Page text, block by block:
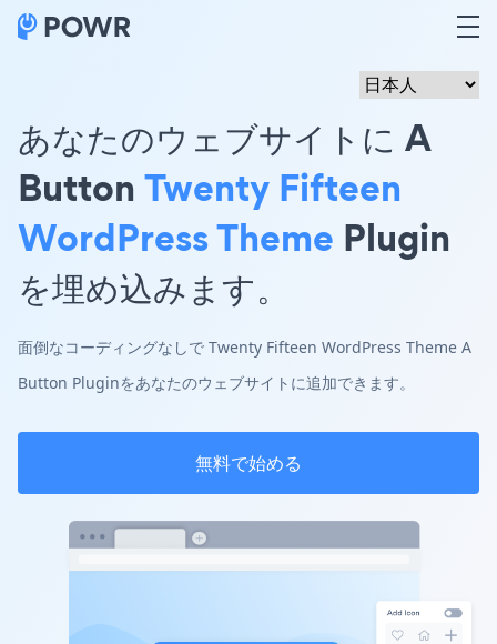
あなたのウェブサイトに A
ButtonTwenty Fifteen
WordPress Theme Plugin
を埋め込みます。
面倒なコーディングなしで Twenty Fifteen WordPress Theme A
Button Pluginをあなたのウェブサイトに追加できます。
無料で始める